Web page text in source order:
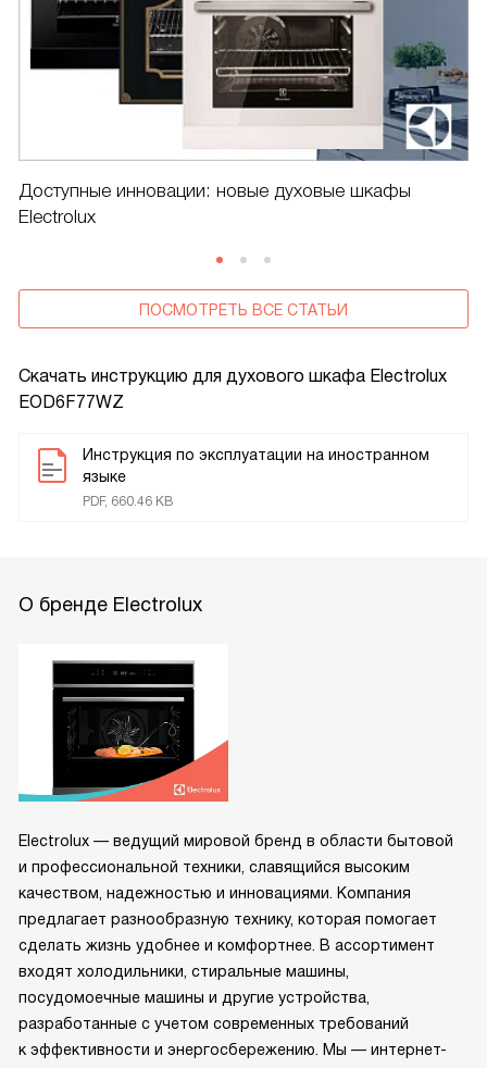
Скачать инструкцию для духового шкафа Electrolux
EOD6F77WZ
Инструкция по эксплуатации на иностранном
языке
PDF, 660.46 KB
Доступные инновации: новые духовые шкафы
Electrolux
ПОСМОТРЕТЬ ВСЕ СТАТЬИ
О бренде Electrolux
Electrolux — ведущий мировой бренд в области бытовой
и профессиональной техники, славящийся высоким
качеством, надежностью и инновациями. Компания
предлагает разнообразную технику, которая помогает
сделать жизнь удобнее и комфортнее. В ассортимент
входят холодильники, стиральные машины,
посудомоечные машины и другие устройства,
разработанные с учетом современных требований
к эффективности и энергосбережению. Мы — интернет-